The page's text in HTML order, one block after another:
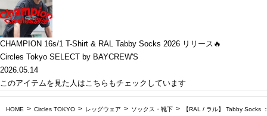
CHAMPION 16s/1 T-Shirt & RAL Tabby Socks 2026 リリース🔥
Circles Tokyo SELECT by BAYCREW'S
2026.05.14
このアイテムを見た人はこちらもチェックしています
HOME Circles TOKYO レッグウェア ソックス・靴下 【RAL / ラル】 Tabby Socks